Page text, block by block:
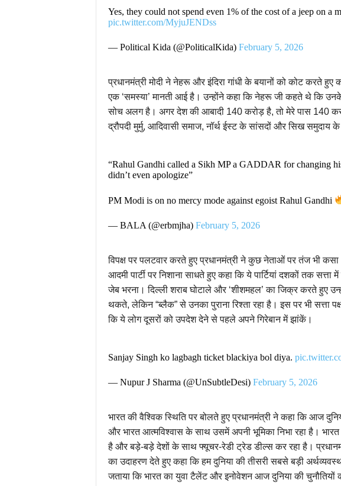
Yes, they could not spend even 1% of the cost of a jeep on a
pic.twitter.com/MyjuJENDss
— Political Kida (@PoliticalKida) February 5, 2026
प्रधानमंत्री मोदी ने नेहरू और इंदिरा गांधी के बयानों को कोट करते
एक ‘समस्या’ मानती आई है। उन्होंने कहा कि नेहरू जी कहते थे कि
सोच अलग है। अगर देश की आबादी 140 करोड़ है, तो मेरे पास 140
द्रौपदी मुर्मु, आदिवासी समाज, नॉर्थ ईस्ट के सांसदों और सिख समुदाय
“Rahul Gandhi called a Sikh MP a GADDAR for changing
didn’t even apologize”
PM Modi is on no mercy mode against egoist Rahul Gandhi
— BALA (@erbmjha) February 5, 2026
विपक्ष पर पलटवार करते हुए प्रधानमंत्री ने कुछ नेताओं पर तंज भी
आदमी पार्टी पर निशाना साधते हुए कहा कि ये पार्टियां दशकों तक सत्ता
जेब भरना। दिल्ली शराब घोटाले और ‘शीशमहल’ का जिक्र करते हुए
थकते, लेकिन “ब्लैक” से उनका पुराना रिश्ता रहा है। इस पर भी सत्ता
कि ये लोग दूसरों को उपदेश देने से पहले अपने गिरेबान में झांकें।
Sanjay Singh ko lagbagh ticket blackiya bol diya.
— Nupur J Sharma (@UnSubtleDesi) February 5, 2026
भारत की वैश्विक स्थिति पर बोलते हुए प्रधानमंत्री ने कहा कि आज
और भारत आत्मविश्वास के साथ उसमें अपनी भूमिका निभा रहा है।
है और बड़े-बड़े देशों के साथ फ्यूचर-रेडी ट्रेड डील्स कर रहा है।
का उदाहरण देते हुए कहा कि हम दुनिया की तीसरी सबसे बड़ी
जताया कि भारत का युवा टैलेंट और इनोवेशन आज दुनिया की चुनौतियों